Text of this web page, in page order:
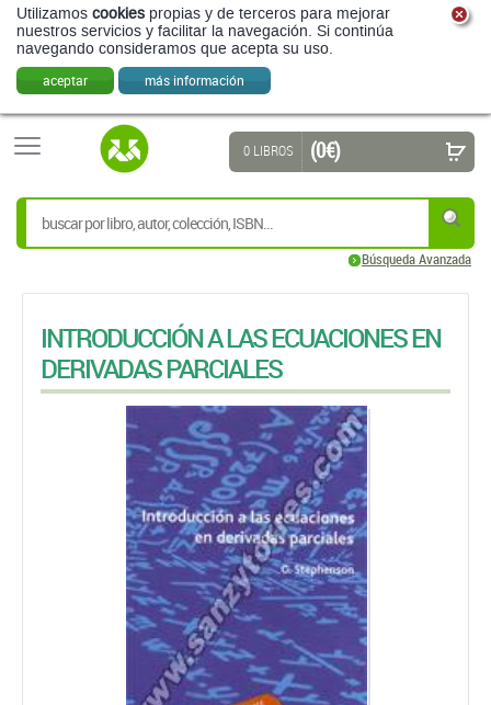
Utilizamos cookies propias y de terceros para mejorar
nuestros servicios y facilitar la navegación. Si continúa
navegando consideramos que acepta su uso.
aceptar más información
Búsqueda Avanzada
0 LIBROS (0 €)
INTRODUCCIÓN A LAS ECUACIONES EN
DERIVADAS PARCIALES